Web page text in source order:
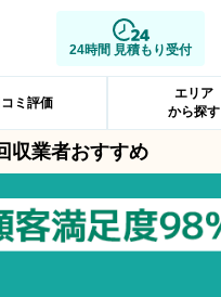
24時間 見積もり受付
ミ評価
エリア
から探す
収業者おすすめ